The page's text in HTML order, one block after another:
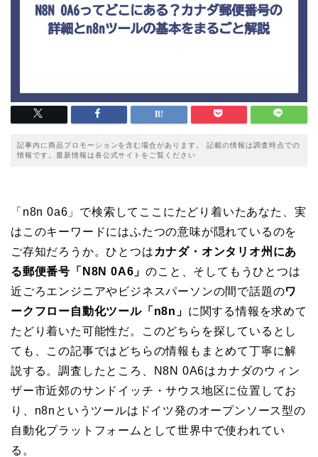
記事内に商品プロモーションを含む場合があります。 記載の情報は調査時点での
情報です。最新情報は各公式サイトをご覧ください
「n8n 0a6」で検索してここにたどり着いたあなた、実
はこのキーワードにはふたつの意味が隠れているのを
ご存知だろうか。ひとつは カナダ・オンタリオ州にあ
る郵便番号「N8N 0A6」のこと、そしてもうひとつは
近ごろエンジニアやビジネスパーソンの間で話題のワ
ークフロー自動化ツール「n8n」 に関する情報を求めて
たどり着いた可能性だ。このどちらを探しているとし
ても、この記事ではどちらの情報もまとめて丁寧に解
説する。調査したところ、N8N 0A6はカナダのウィン
ザー市近郊のサンドイッチ・サウス地区に位置してお
り、n8nというツールはドイツ発のオープンソース型の
自動化プラットフォームとして世界中で使われてい
る。